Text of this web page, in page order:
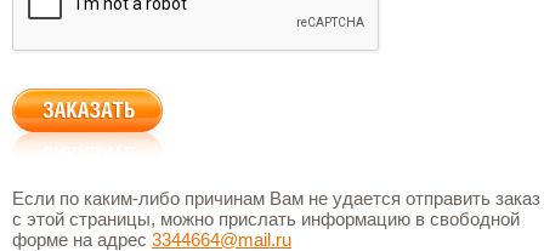
Если по каким-либо причинам Вам не удается отправить заказ
с этой страницы, можно прислать информацию в свободной
форме на адрес 3344664@mail.ru